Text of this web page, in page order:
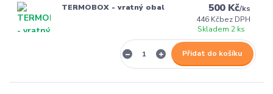
TERMOBOX - vratný obal 500 Kč/ks
446 Kčbez DPH
Skladem 2 ks
Přidat do košíku